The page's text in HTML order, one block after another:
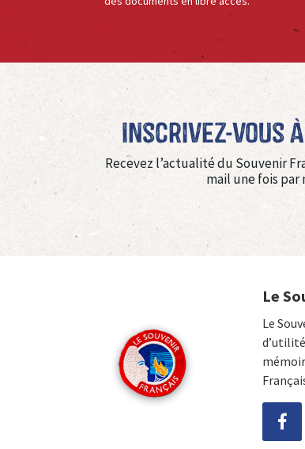
Inscrivez-vous
Recevez l’actualité du Souvenir
mail une fois par
Le
Le